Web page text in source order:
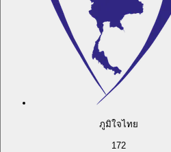
ภูมิใจไทย
172